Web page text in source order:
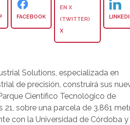
FACEBOOK
X
Solutions, especializada en
de precisión, construirá sus
Científico Tecnológico de
21, sobre una parcela de 3.861
con la Universidad de Córdoba y